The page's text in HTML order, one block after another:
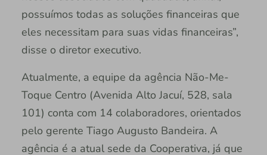
possuímos todas as soluções financeiras que
eles necessitam para suas vidas financeiras”,
disse o diretor executivo.
Atualmente, a equipe da agência Não-Me-
Toque Centro (Avenida Alto Jacuí, 528, sala
101) conta com 14 colaboradores, orientados
pelo gerente Tiago Augusto Bandeira. A
agência é a atual sede da Cooperativa, já que